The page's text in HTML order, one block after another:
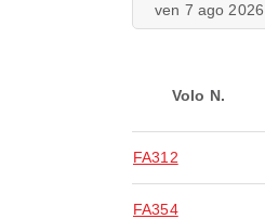
ven 7 ago 2026
Volo N.
FA312
FA354